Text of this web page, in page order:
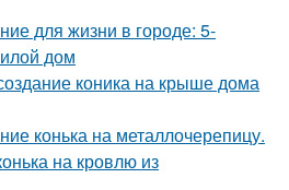
для жизни в городе: 5-
дом
коника на крыше дома
конька на металлочерепицу.
на кровлю из